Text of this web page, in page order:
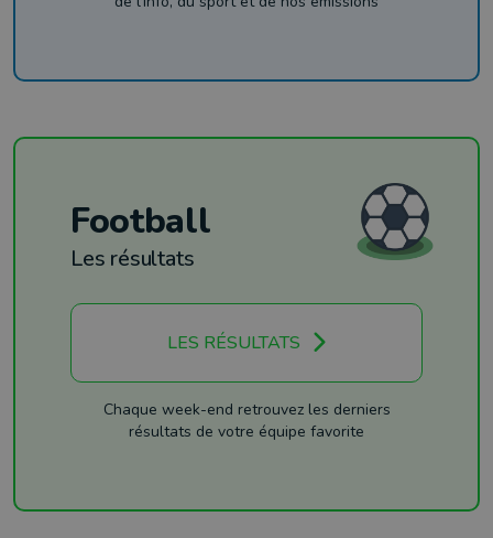
Football
Les résultats
LES RÉSULTATS
Chaque week-end retrouvez les derniers
résultats de votre équipe favorite